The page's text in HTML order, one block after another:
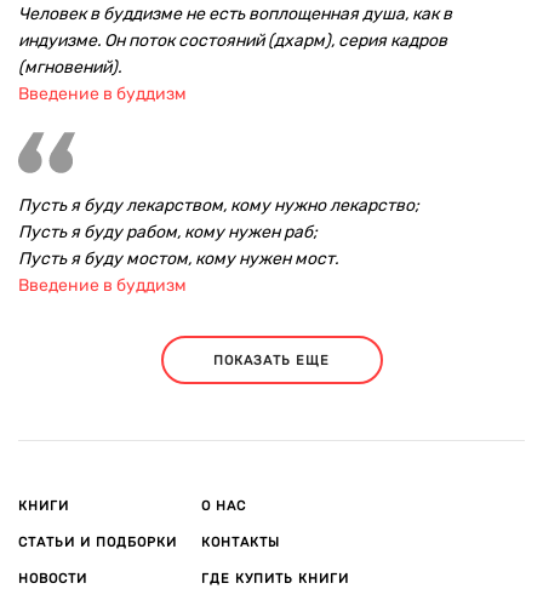
Человек в буддизме не есть воплощенная душа, как в
индуизме. Он поток состояний (дхарм), серия кадров
(мгновений).
Введение в буддизм
Пусть я буду лекарством, кому нужно лекарство;
Пусть я буду рабом, кому нужен раб;
Пусть я буду мостом, кому нужен мост.
Введение в буддизм
ПОКАЗАТЬ ЕЩЕ
КНИГИ
СТАТЬИ И ПОДБОРКИ
НОВОСТИ
О НАС
КОНТАКТЫ
ГДЕ КУПИТЬ КНИГИ